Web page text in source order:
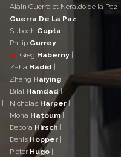
Alain Guerra et Neraldo de la Paz
Guerra De La Paz
Subodh Gupta
Philip Gurrey
H
Greg Haberny
Zaha Hadid
Zhang Haiying
Bilal Hamdad|
Nicholas Harper|
Mona Hatoum|
Debora Hirsch
Denis Hopper
Pieter Hugo